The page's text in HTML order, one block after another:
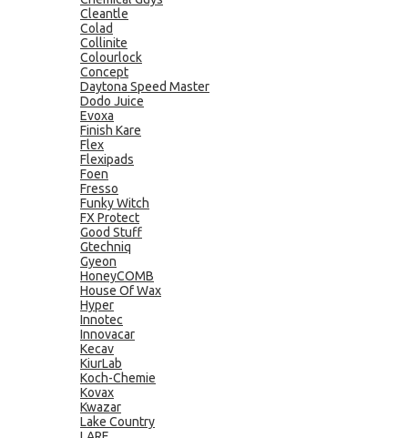
Cleantle
Colad
Collinite
Colourlock
Concept
Daytona Speed Master
Dodo Juice
Evoxa
Finish Kare
Flex
Flexipads
Foen
Fresso
Funky Witch
FX Protect
Good Stuff
Gtechniq
Gyeon
HoneyCOMB
House Of Wax
Hyper
Innotec
Innovacar
Kecav
KiurLab
Koch-Chemie
Kovax
Kwazar
Lake Country